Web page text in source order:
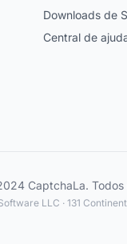
Downloads de
Central de
CaptchaLa. Todos
LLC · 131